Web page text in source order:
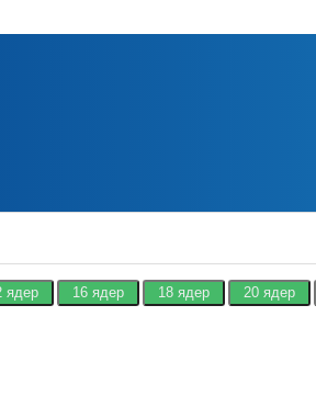
ядер 16 ядер 18 ядер 20 ядер